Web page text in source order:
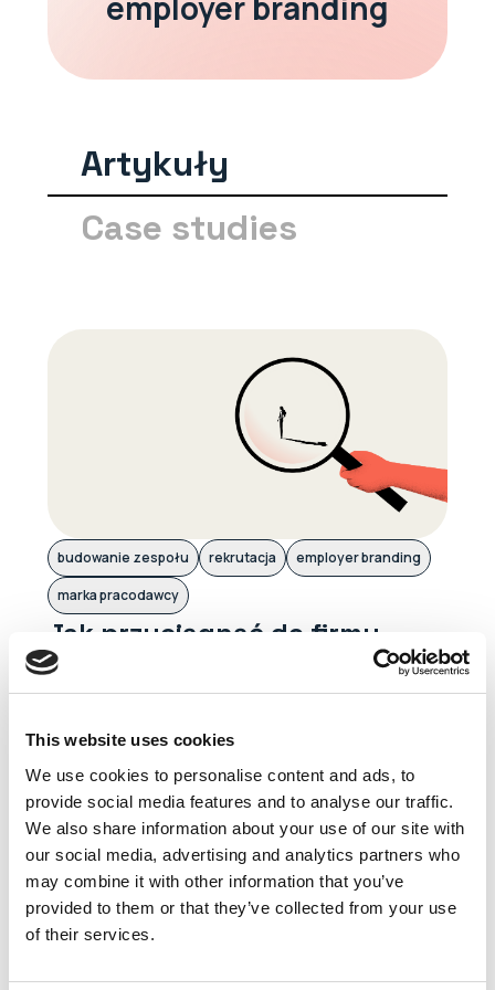
This website uses cookies
We use cookies to personalise content and ads, to
provide social media features and to analyse our traffic.
We also share information about your use of our site with
our social media, advertising and analytics partners who
may combine it with other information that you’ve
provided to them or that they’ve collected from your use
of their services.
Artykuły
Case studies
budowanie zespołu rekrutacja
employer branding
marka pracodawcy
Jak przyciągnąć do firmy
najlepszych ludzi?
October 13, 2025
Agata Knapek
jak stworzyć markę pracodawcy, która przyciąga
kandydatów oraz czy zawsze potrzebujesz
"graczy A", aby osiągać cele jako lider czy
organizacja.
Czytaj więcej